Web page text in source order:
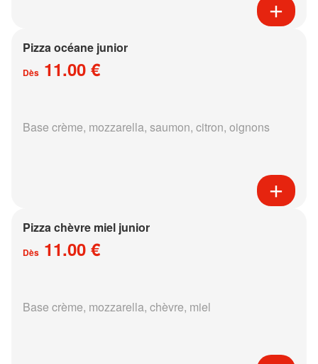
Pizza océane junior
Dès 11.00 €
Base crème, mozzarella, saumon, citron, oignons
Pizza chèvre miel junior
Dès 11.00 €
Base crème, mozzarella, chèvre, miel